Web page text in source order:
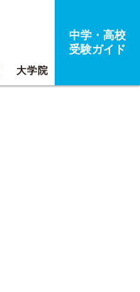
大学院
中学・高校
受験ガイド